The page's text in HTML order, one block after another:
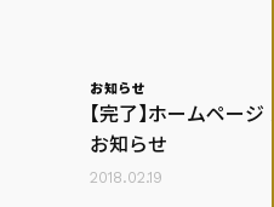
お知らせ
【完了】ホームページ
お知らせ
2018.02.19